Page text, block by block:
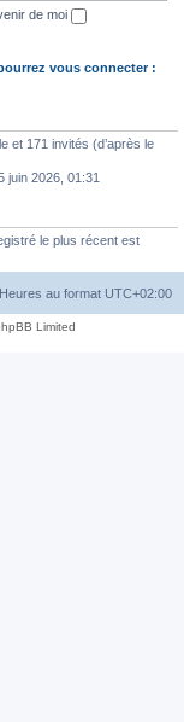
de moi
vous connecter :
et 171 invités (d’après le
juin 2026, 01:31
le plus récent est
Heures au format UTC+02:00
Limited